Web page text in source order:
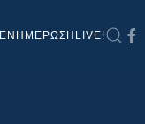
ΕΝΗΜΕΡΩΣΗ LIVE!